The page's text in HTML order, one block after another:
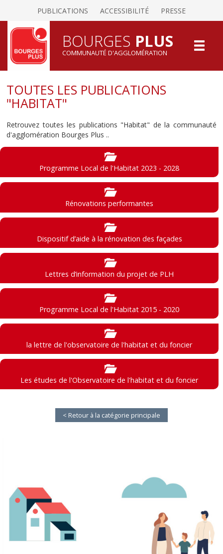
PUBLICATIONS ACCESSIBILITÉ PRESSE
BOURGES PLUS
COMMUNAUTÉ D'AGGLOMÉRATION
TOUTES LES PUBLICATIONS
"HABITAT"
Retrouvez toutes les publications "Habitat" de la communauté
d'agglomération Bourges Plus ..
Programme Local de l'Habitat 2023 - 2028
Rénovations performantes
Dispositif d’aide à la rénovation des façades
Lettres d’information du projet de PLH
Programme Local de l'Habitat 2015 - 2020
la lettre de l'observatoire de l'habitat et du foncier
Les études de l'Observatoire de l'habitat et du foncier
< Retour à la catégorie principale